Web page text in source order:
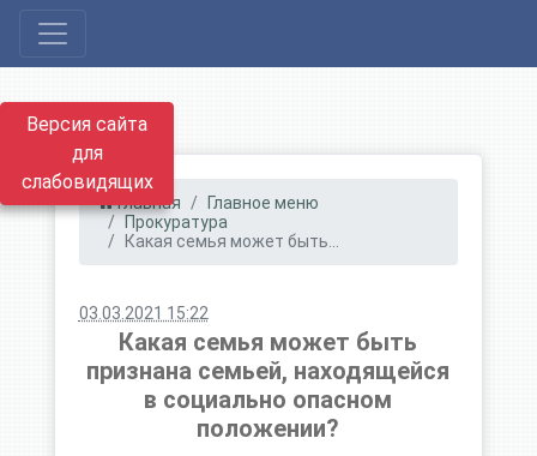
Версия сайта
для
слабовидящих
Главная
Главное меню
Прокуратура
Какая семья может быть...
03.03.2021 15:22
Какая семья может быть
признана семьей, находящейся
в социально опасном
положении?